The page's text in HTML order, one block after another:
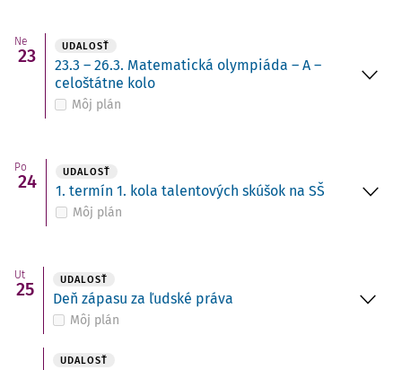
Ne
23 UDALOSŤ
23.3 – 26.3. Matematická olympiáda – A –
celoštátne kolo
Môj plán
Po
24 UDALOSŤ
1. termín 1. kola talentových skúšok na SŠ
Môj plán
Ut
25 UDALOSŤ
Deň zápasu za ľudské práva
Môj plán
UDALOSŤ